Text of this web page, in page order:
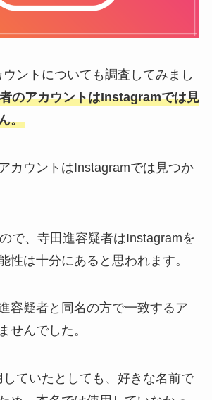
ントについても調査してみまし
のアカウントはInstagramでは見
。
カウントはInstagramでは見つか
で、寺田進容疑者はInstagramを
性は十分にあると思われます。
容疑者と同名の方で一致するア
せんでした。
ていたとしても、好きな名前で